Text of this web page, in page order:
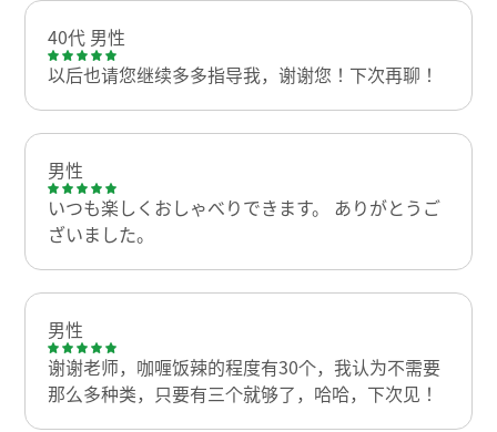
40代 男性
以后也请您继续多多指导我，谢谢您！下次再聊！
男性
いつも楽しくおしゃべりできます。 ありがとうご
ざいました。
男性
谢谢老师，咖喱饭辣的程度有30个，我认为不需要
那么多种类，只要有三个就够了，哈哈，下次见！